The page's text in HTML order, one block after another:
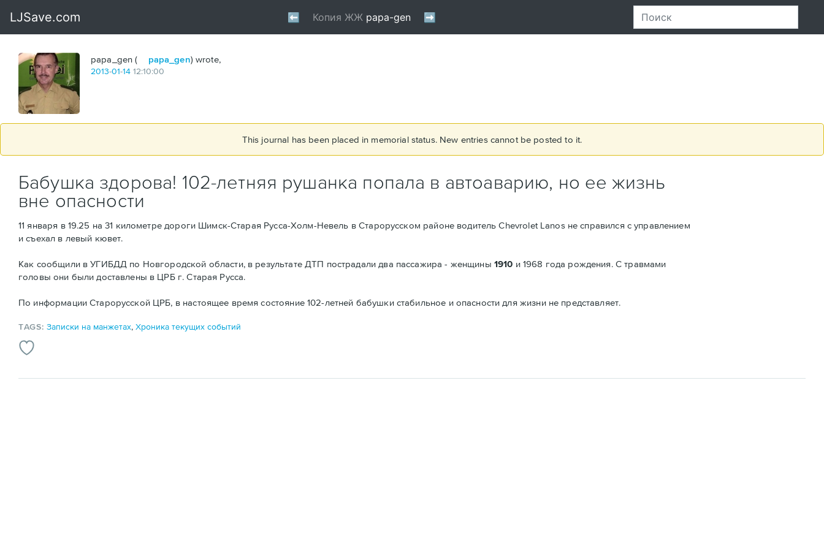
papa_gen ( papa_gen) wrote,
2013-01-14 12:10:00
This journal has been placed in memorial status. New entries cannot be posted to it.
Бабушка здорова! 102-летняя рушанка попала в автоаварию, но ее жизнь
вне опасности
11 января в 19.25 на 31 километре дороги Шимск-Старая Русса-Холм-Невель в Старорусском районе водитель Chevrolet Lanos не справился с управлением
и съехал в левый кювет.
Как сообщили в УГИБДД по Новгородской области, в результате ДТП пострадали два пассажира - женщины 1910 и 1968 года рождения. С травмами
головы они были доставлены в ЦРБ г. Старая Русса.
По информации Старорусской ЦРБ, в настоящее время состояние 102-летней бабушки стабильное и опасности для жизни не представляет.
TAGS:Записки на манжетах,Хроника текущих событий